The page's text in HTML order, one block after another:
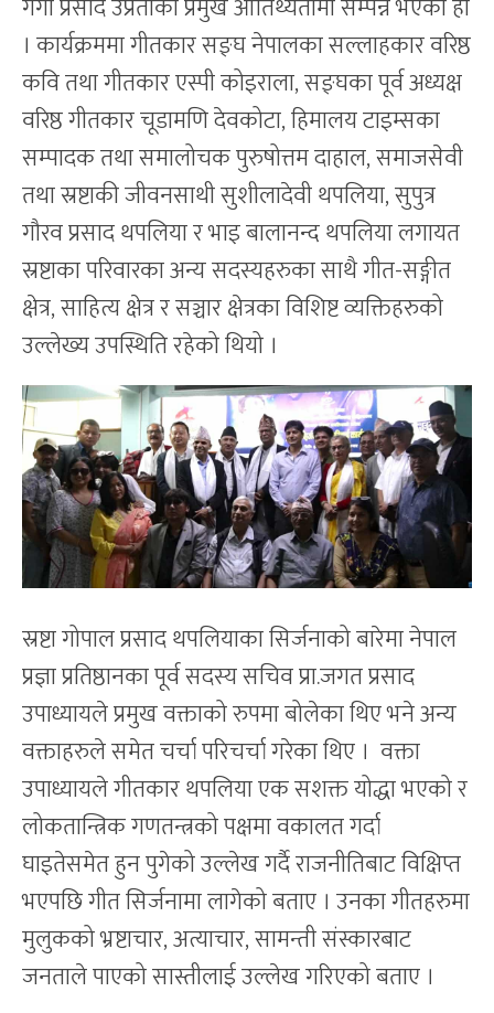
गंगा प्रसाद उप्रेतीको प्रमुख आतिथ्यतामा सम्पन्न भएको हो
। कार्यक्रममा गीतकार सङ्घ नेपालका सल्लाहकार वरिष्ठ
कवि तथा गीतकार एस्पी कोइराला, सङ्घका पूर्व अध्यक्ष
वरिष्ठ गीतकार चूडामणि देवकोटा, हिमालय टाइम्सका
सम्पादक तथा समालोचक पुरुषोत्तम दाहाल, समाजसेवी
तथा स्रष्टाकी जीवनसाथी सुशीलादेवी थपलिया, सुपुत्र
गौरव प्रसाद थपलिया र भाइ बालानन्द थपलिया लगायत
स्रष्टाका परिवारका अन्य सदस्यहरुका साथै गीत-सङ्गीत
क्षेत्र, साहित्य क्षेत्र र सञ्चार क्षेत्रका विशिष्ट व्यक्तिहरुको
उल्लेख्य उपस्थिति रहेको थियो ।
स्रष्टा गोपाल प्रसाद थपलियाका सिर्जनाको बारेमा नेपाल
प्रज्ञा प्रतिष्ठानका पूर्व सदस्य सचिव प्रा.जगत प्रसाद
उपाध्यायले प्रमुख वक्ताको रुपमा बोलेका थिए भने अन्य
वक्ताहरुले समेत चर्चा परिचर्चा गरेका थिए । वक्ता
उपाध्यायले गीतकार थपलिया एक सशक्त योद्धा भएको र
लोकतान्त्रिक गणतन्त्रको पक्षमा वकालत गर्दा
घाइतेसमेत हुन पुगेको उल्लेख गर्दै राजनीतिबाट विक्षिप्त
भएपछि गीत सिर्जनामा लागेको बताए । उनका गीतहरुमा
मुलुकको भ्रष्टाचार, अत्याचार, सामन्ती संस्कारबाट
जनताले पाएको सास्तीलाई उल्लेख गरिएको बताए ।